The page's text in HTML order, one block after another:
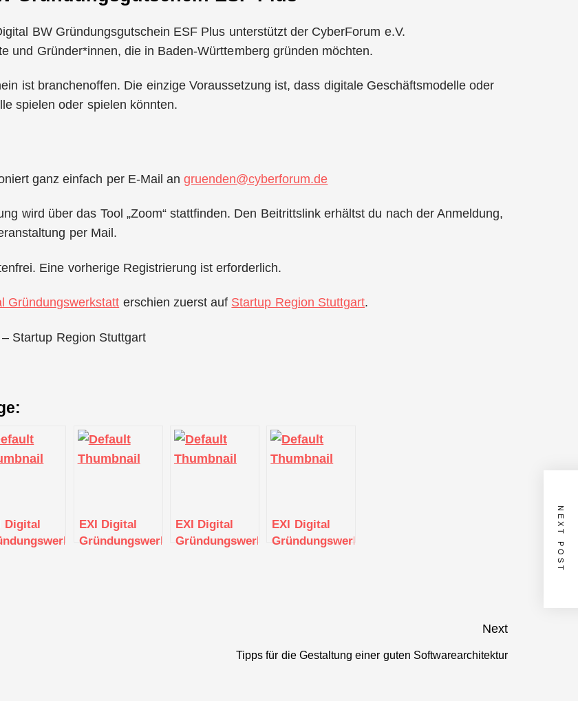
BW Gründungsgutschein ESF Plus unterstützt der CyberForum e.V.
und Gründer*innen, die in Baden-Württemberg gründen möchten.
ist branchenoffen. Die einzige Voraussetzung ist, dass digitale Geschäftsmodelle oder
spielen oder spielen könnten.
ganz einfach per E-Mail angruenden@cyberforum.de
wird über das Tool „Zoom“ stattfinden. Den Beitrittslink erhältst du nach der Anmeldung,
per Mail.
Eine vorherige Registrierung ist erforderlich.
Gründungswerkstatt erschien zuerst auf Startup Region Stuttgart.
Startup Region Stuttgart
Digital
EXI Digital
Gründungswerkstatt
EXI Digital
Gründungswerkstatt
EXI Digital
Gründungswerkstatt
Next
Next
Tipps für die Gestaltung einer guten Softwarearchitektur
NEXT POST